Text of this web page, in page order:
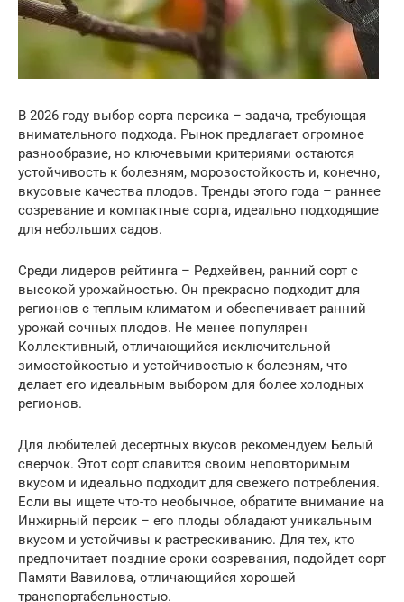
В 2026 году выбор сорта персика – задача, требующая
внимательного подхода. Рынок предлагает огромное
разнообразие, но ключевыми критериями остаются
устойчивость к болезням, морозостойкость и, конечно,
вкусовые качества плодов. Тренды этого года – раннее
созревание и компактные сорта, идеально подходящие
для небольших садов.
Среди лидеров рейтинга – Редхейвен, ранний сорт с
высокой урожайностью. Он прекрасно подходит для
регионов с теплым климатом и обеспечивает ранний
урожай сочных плодов. Не менее популярен
Коллективный, отличающийся исключительной
зимостойкостью и устойчивостью к болезням, что
делает его идеальным выбором для более холодных
регионов.
Для любителей десертных вкусов рекомендуем Белый
сверчок. Этот сорт славится своим неповторимым
вкусом и идеально подходит для свежего потребления.
Если вы ищете что-то необычное, обратите внимание на
Инжирный персик – его плоды обладают уникальным
вкусом и устойчивы к растрескиванию. Для тех, кто
предпочитает поздние сроки созревания, подойдет сорт
Памяти Вавилова, отличающийся хорошей
транспортабельностью.